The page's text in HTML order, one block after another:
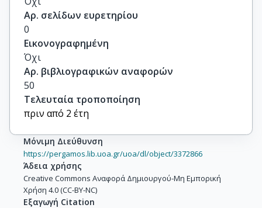
Αρ. σελίδων ευρετηρίου
0
Εικονογραφημένη
Όχι
Αρ. βιβλιογραφικών αναφορών
50
Τελευταία τροποποίηση
πριν από 2 έτη
Μόνιμη Διεύθυνση
https://pergamos.lib.uoa.gr/uoa/dl/object/3372866
Άδεια χρήσης
Creative Commons Αναφορά Δημιουργού-Μη Εμπορική
Χρήση 4.0 (CC-BY-NC)
Εξαγωγή Citation